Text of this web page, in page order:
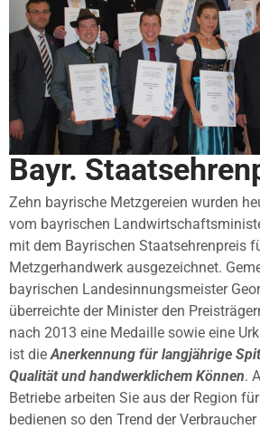
Bayr.
Zehn bayrische Metzgereien wurden
vom bayrischen
mit dem Bayrischen Staatsehrenpreis
Metzgerhandwerk ausgezeichnet.
bayrischen Landesinnungsmeister
überreichte der Minister den
nach 2013 eine Medaille sowie eine
ist dieAnerkennung für langjährige
Qualität und handwerklichem Können.
Betriebe arbeiten Sie aus der Region
bedienen so den Trend der